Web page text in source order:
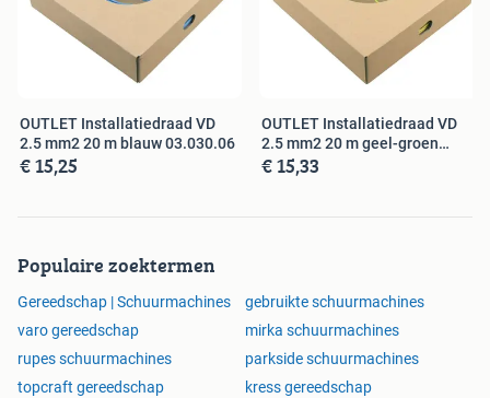
OUTLET Installatiedraad VD
2.5 mm2 20 m blauw 03.030.06
€ 15,25
OUTLET Installatiedraad VD
2.5 mm2 20 m geel-groen
03.030.12
€ 15,33
Populaire zoektermen
Gereedschap | Schuurmachines
gebruikte schuurmachines
varo gereedschap
mirka schuurmachines
rupes schuurmachines
parkside schuurmachines
topcraft gereedschap
kress gereedschap